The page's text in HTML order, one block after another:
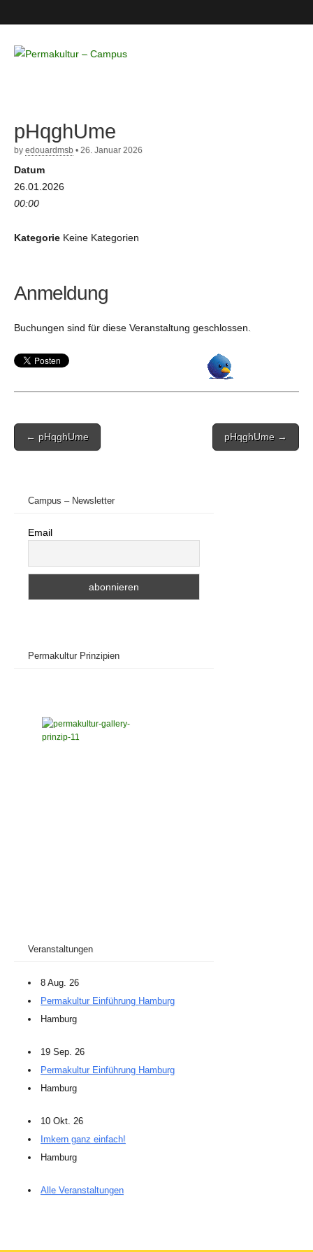
– Campus
pHqghUme
by edouardmsb • 26. Januar 2026
Datum
26.01.2026
00:00
Kategorie Keine Kategorien
Anmeldung
Buchungen sind für diese Veranstaltung geschlossen.
Post
navigation
← pHqghUme pHqghUme →
Campus – Newsletter
Email
Permakultur Prinzipien
Veranstaltungen
8 Aug. 26
Permakultur Einführung Hamburg
Hamburg
19 Sep. 26
Permakultur Einführung Hamburg
Hamburg
10 Okt. 26
Imkern ganz einfach!
Hamburg
Alle Veranstaltungen